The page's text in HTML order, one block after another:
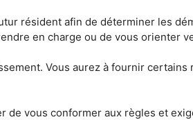
résident afin de déterminer les
en charge ou de vous orienter
Vous aurez à fournir
de vous conformer aux règles et